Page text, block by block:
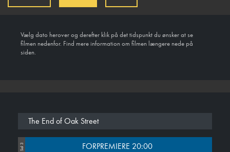
Vælg dato herover og derefter klik på det tidspunkt du ønsker at se
filmen nedenfor. Find mere information om filmen længere nede på
siden.
The End of Oak Street
Sal 3 FORPREMIERE 20:00